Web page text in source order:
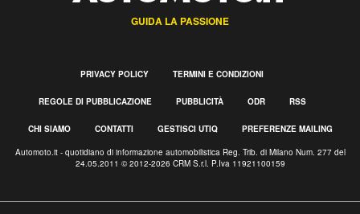
GUIDA LA PASSIONE
PRIVACY POLICY TERMINI E CONDIZIONI
REGOLE DI PUBBLICAZIONE PUBBLICITÀ ODR RSS
CHI SIAMO CONTATTI GESTISCI UTIQ PREFERENZE MAILING
Automoto.it - quotidiano di informazione automobilistica Reg. Trib. di Milano Num. 277 del
24.05.2011 © 2012-2026 CRM S.r.l. P.Iva 11921100159